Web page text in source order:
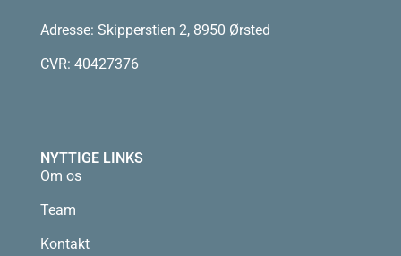
Adresse: Skipperstien 2, 8950 Ørsted
CVR: 40427376
NYTTIGE LINKS
Om os
Team
Kontakt